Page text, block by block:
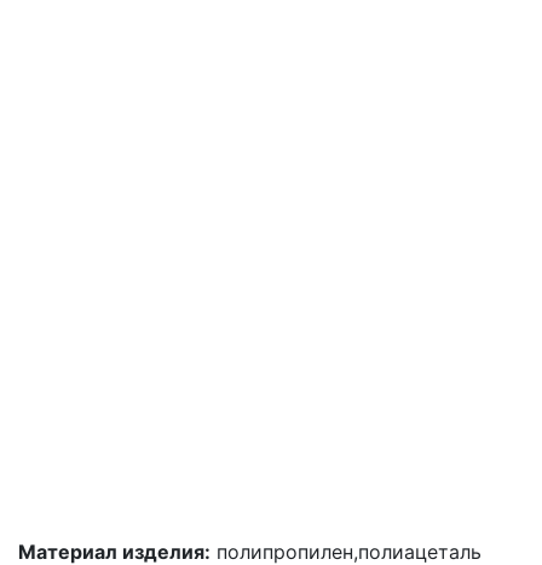
Материал изделия: полипропилен,полиацеталь